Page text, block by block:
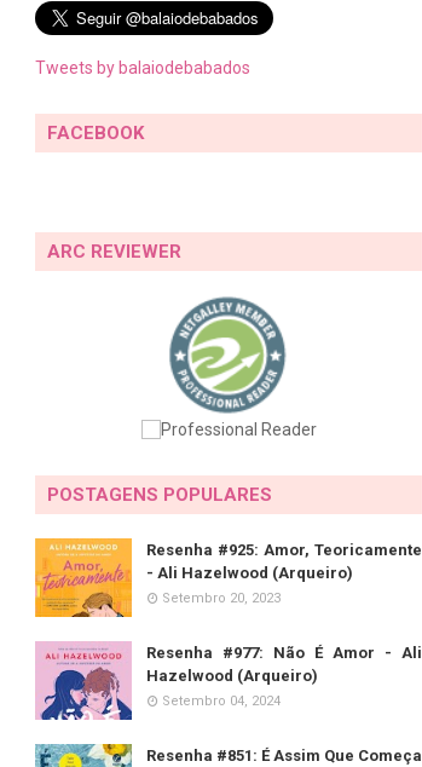
Tweets by balaiodebabados
FACEBOOK
ARC REVIEWER
POSTAGENS POPULARES
Resenha #925: Amor, Teoricamente
- Ali Hazelwood (Arqueiro)
Setembro 20, 2023
Resenha #977: Não É Amor - Ali
Hazelwood (Arqueiro)
Setembro 04, 2024
Resenha #851: É Assim Que Começa